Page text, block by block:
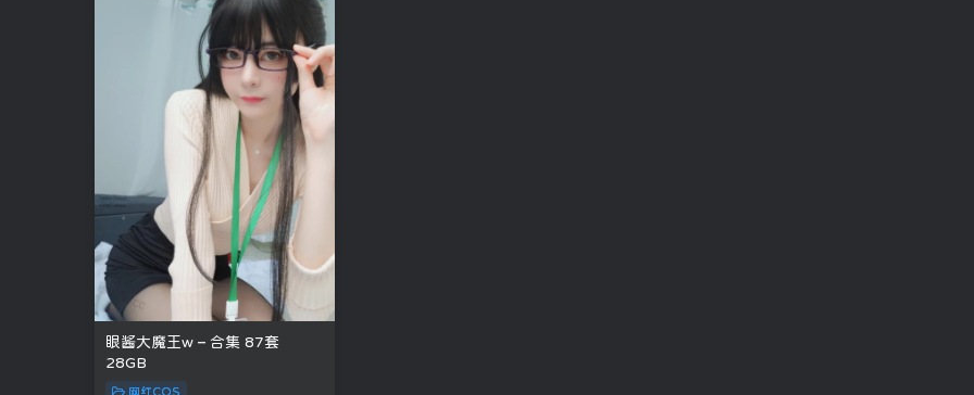
眼酱大魔王w – 合集 87套
28GB